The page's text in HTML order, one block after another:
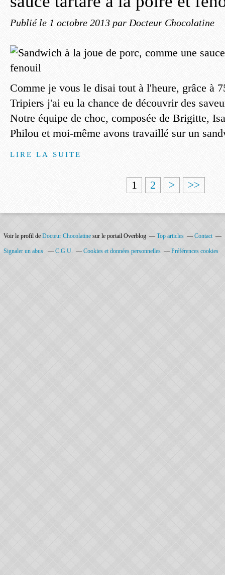
Publié le 1 octobre 2013 par Docteur Chocolatine
Comme je vous le disai tout à l'heure, grâce à
Tripiers j'ai eu la chance de découvrir des
Notre équipe de choc, composée de Brigitte,
Philou et moi-même avons travaillé sur un
LIRE LA SUITE
1 2 > >>
Voir le profil de Docteur Chocolatine sur le portail Overblog Top articles Contact
Signaler un abus C.G.U. Cookies et données personnelles Préférences cookies